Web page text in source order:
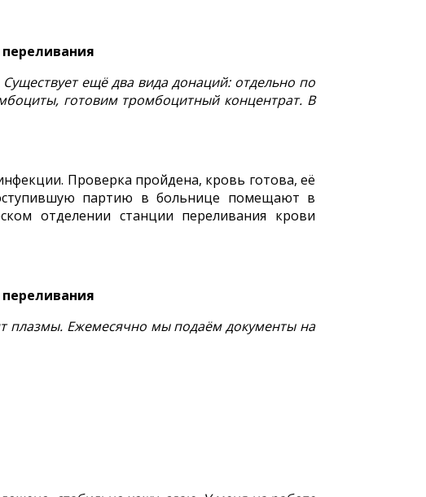
ещё два вида донаций: отдельно по
готовим тромбоцитный концентрат. В
Проверка пройдена, кровь готова, её
партию в больнице помещают в
отделении станции переливания крови
плазмы. Ежемесячно мы подаём документы на